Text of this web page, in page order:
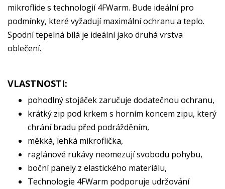
mikroflide s technologií 4FWarm. Bude ideální pro
podmínky, které vyžadují maximální ochranu a teplo.
Spodní tepelná bílá je ideální jako druhá vrstva
oblečení.
VLASTNOSTI:
pohodlný stojáček zaručuje dodatečnou ochranu,
krátký zip pod krkem s horním koncem zipu, který
chrání bradu před podrážděním,
měkká, lehká mikroflička,
raglánové rukávy neomezují svobodu pohybu,
boční panely z elastického materiálu,
Technologie 4FWarm podporuje udržování